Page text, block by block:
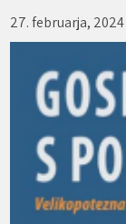
27. februarja, 2024